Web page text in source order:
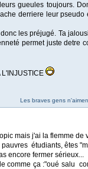
gueules toujours.
derriere leur pseudo
les préjugé. Ta
permet juste detre
L'INJUSTICE
Les braves gens
mais j'ai la flemme de
étudiants, êtes
encore fermer sérieux...
comme ça :"oué salu